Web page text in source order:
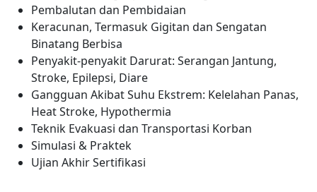
Pembalutan dan Pembidaian
Keracunan, Termasuk Gigitan dan Sengatan
Binatang Berbisa
Penyakit-penyakit Darurat: Serangan Jantung,
Stroke, Epilepsi, Diare
Gangguan Akibat Suhu Ekstrem: Kelelahan Panas,
Heat Stroke, Hypothermia
Teknik Evakuasi dan Transportasi Korban
Simulasi & Praktek
Ujian Akhir Sertifikasi